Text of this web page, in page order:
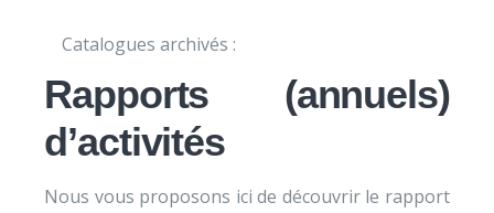
Catalogues archivés :
Rapports (annuels)
d’activités
Nous vous proposons ici de découvrir le rapport